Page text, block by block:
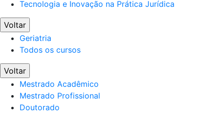
Tecnologia e Inovação na Prática Jurídica
Voltar
Geriatria
Todos os cursos
Voltar
Mestrado Acadêmico
Mestrado Profissional
Doutorado